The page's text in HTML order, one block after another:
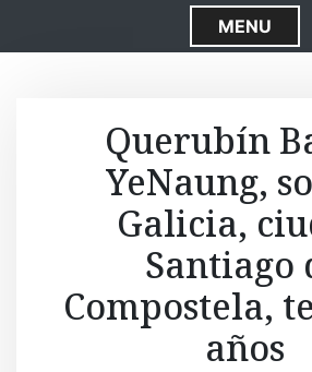
S
k
o
o
t
e
n
t
MENU
Querubín
YeNaung,
Galicia,
Santiago
Compostela,
años